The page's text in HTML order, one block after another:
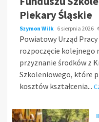
Piekary Śląskie
Szymon Wilk 6 sierpnia 2026
Powiatowy Urząd
rozpoczęcie kolejnego
przyznanie środków z
Szkoleniowego, które
kosztów kształcenia...